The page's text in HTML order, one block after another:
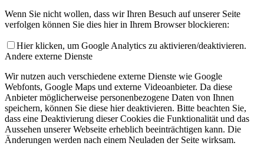
Wenn Sie nicht wollen, dass wir Ihren Besuch auf unserer Seite
verfolgen können Sie dies hier in Ihrem Browser blockieren:
Hier klicken, um Google Analytics zu aktivieren/deaktivieren.
Andere externe Dienste
Wir nutzen auch verschiedene externe Dienste wie Google
Webfonts, Google Maps und externe Videoanbieter. Da diese
Anbieter möglicherweise personenbezogene Daten von Ihnen
speichern, können Sie diese hier deaktivieren. Bitte beachten Sie,
dass eine Deaktivierung dieser Cookies die Funktionalität und das
Aussehen unserer Webseite erheblich beeinträchtigen kann. Die
Änderungen werden nach einem Neuladen der Seite wirksam.